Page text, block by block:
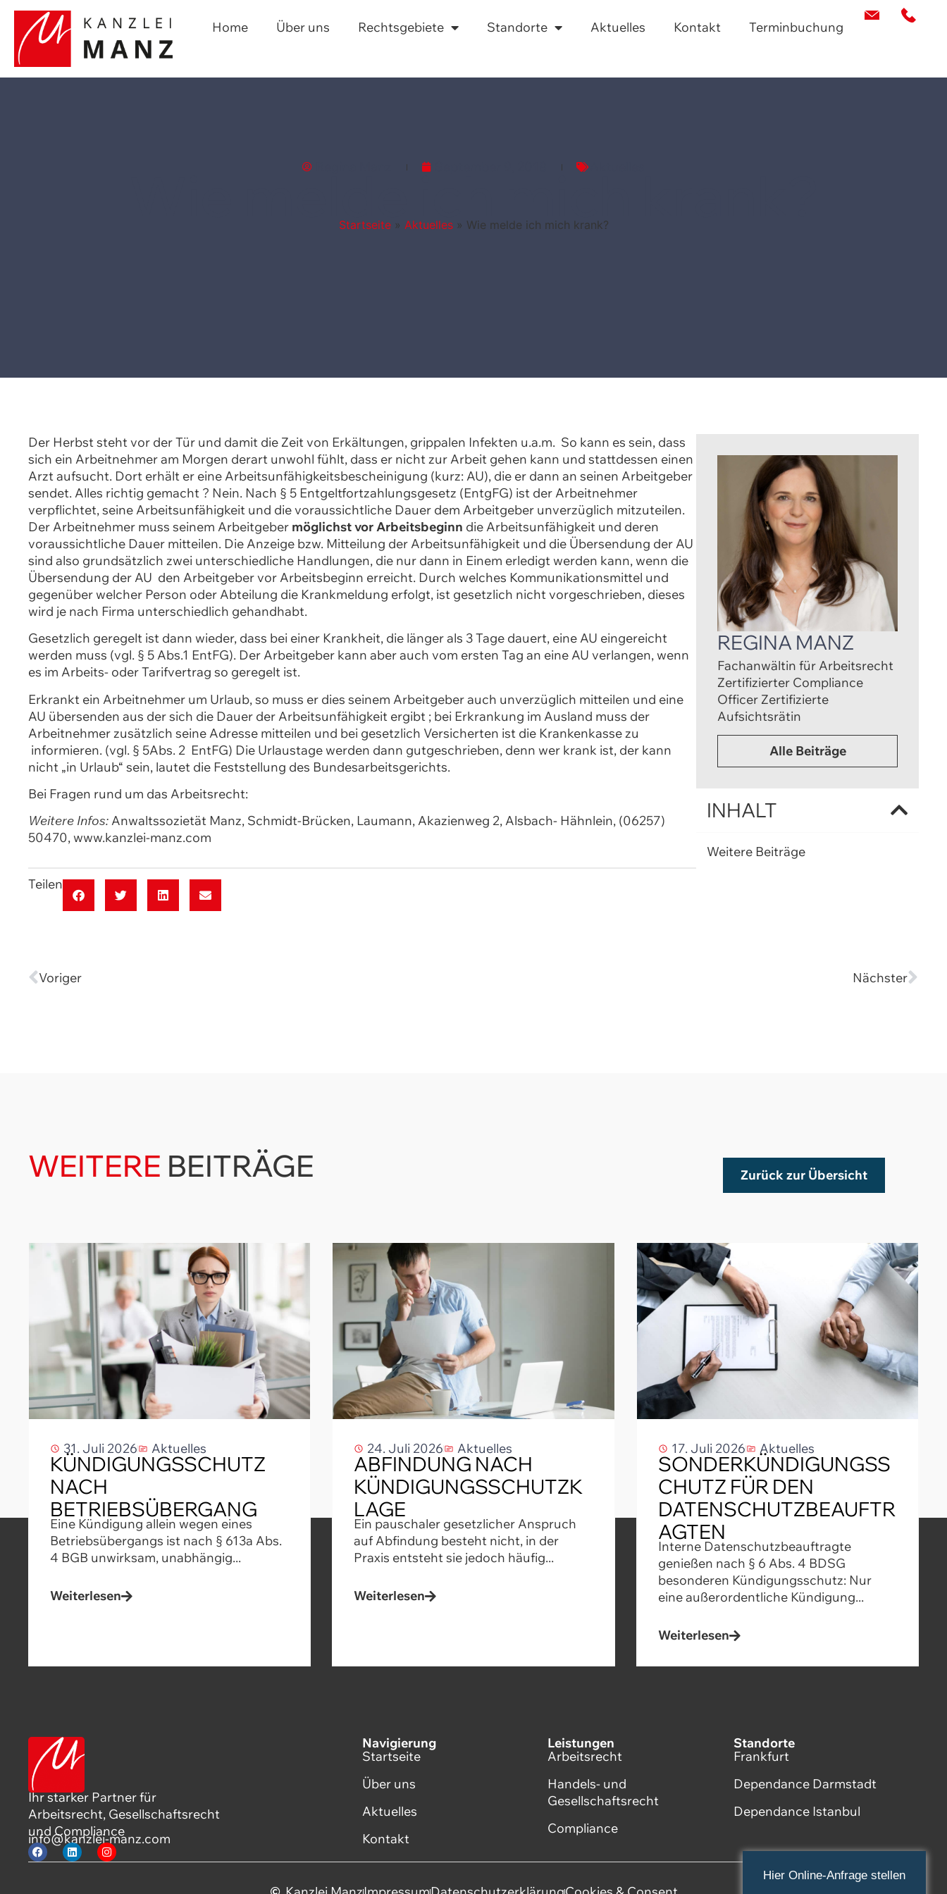
Home Über uns Rechtsgebiete Standorte Aktuelles Kontakt Terminbuchung
Wie melde ich mich krank?
Startseite» Aktuelles» Wie melde ich mich krank?
Der Herbst steht vor der Tür und damit die Zeit von Erkältungen, grippalen Infekten u.a.m. So kann es sein, dass
sich ein Arbeitnehmer am Morgen derart unwohl fühlt, dass er nicht zur Arbeit gehen kann und stattdessen einen
Arzt aufsucht. Dort erhält er eine Arbeitsunfähigkeitsbescheinigung (kurz: AU), die er dann an seinen Arbeitgeber
sendet. Alles richtig gemacht ? Nein. Nach § 5 Entgeltfortzahlungsgesetz (EntgFG) ist der Arbeitnehmer
verpflichtet, seine Arbeitsunfähigkeit und die voraussichtliche Dauer dem Arbeitgeber unverzüglich mitzuteilen.
Der Arbeitnehmer muss seinem Arbeitgeber möglichst vor Arbeitsbeginn die Arbeitsunfähigkeit und deren
voraussichtliche Dauer mitteilen. Die Anzeige bzw. Mitteilung der Arbeitsunfähigkeit und die Übersendung der AU
sind also grundsätzlich zwei unterschiedliche Handlungen, die nur dann in Einem erledigt werden kann, wenn die
Übersendung der AU den Arbeitgeber vor Arbeitsbeginn erreicht. Durch welches Kommunikationsmittel und
gegenüber welcher Person oder Abteilung die Krankmeldung erfolgt, ist gesetzlich nicht vorgeschrieben, dieses
wird je nach Firma unterschiedlich gehandhabt.
Gesetzlich geregelt ist dann wieder, dass bei einer Krankheit, die länger als 3 Tage dauert, eine AU eingereicht
werden muss (vgl. § 5 Abs.1 EntFG). Der Arbeitgeber kann aber auch vom ersten Tag an eine AU verlangen, wenn
es im Arbeits- oder Tarifvertrag so geregelt ist.
Erkrankt ein Arbeitnehmer um Urlaub, so muss er dies seinem Arbeitgeber auch unverzüglich mitteilen und eine
AU übersenden aus der sich die Dauer der Arbeitsunfähigkeit ergibt ; bei Erkrankung im Ausland muss der
Arbeitnehmer zusätzlich seine Adresse mitteilen und bei gesetzlich Versicherten ist die Krankenkasse zu
informieren. (vgl. § 5Abs. 2 EntFG) Die Urlaustage werden dann gutgeschrieben, denn wer krank ist, der kann
nicht „in Urlaub“ sein, lautet die Feststellung des Bundesarbeitsgerichts.
Bei Fragen rund um das Arbeitsrecht:
Weitere Infos:Anwaltssozietät Manz, Schmidt-Brücken, Laumann, Akazienweg 2, Alsbach- Hähnlein, (06257)
50470, www.kanzlei-manz.com
Teilen
REGINA MANZ
Fachanwältin für Arbeitsrecht
Zertifizierter Compliance
Officer Zertifizierte
Aufsichtsrätin
Alle Beiträge
INHALT
Weitere Beiträge
Voriger Nächster
WEITERE BEITRÄGE Zurück zur Übersicht
31. Juli 2026 Aktuelles
KÜNDIGUNGSSCHUTZ
NACH
BETRIEBSÜBERGANG
Eine Kündigung allein wegen eines
Betriebsübergangs ist nach § 613a Abs.
4 BGB unwirksam, unabhängig...
Weiterlesen
24. Juli 2026 Aktuelles
ABFINDUNG NACH
KÜNDIGUNGSSCHUTZK
LAGE
Ein pauschaler gesetzlicher Anspruch
auf Abfindung besteht nicht, in der
Praxis entsteht sie jedoch häufig...
Weiterlesen
17. Juli 2026 Aktuelles
SONDERKÜNDIGUNGSS
CHUTZ FÜR DEN
DATENSCHUTZBEAUFTR
AGTEN
Interne Datenschutzbeauftragte
genießen nach § 6 Abs. 4 BDSG
besonderen Kündigungsschutz: Nur
eine außerordentliche Kündigung...
Weiterlesen
Ihr starker Partner für
Arbeitsrecht, Gesellschaftsrecht
und Compliance
info@kanzlei-manz.com
Navigierung
Startseite
Über uns
Aktuelles
Kontakt
Leistungen
Arbeitsrecht
Handels- und
Gesellschaftsrecht
Compliance
Standorte
Frankfurt
Dependance Darmstadt
Dependance Istanbul
Hier Online-Anfrage stellen